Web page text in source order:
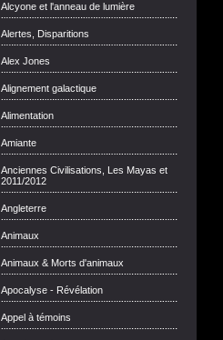
Alcyone et l'anneau de lumière
Alertes, Disparitions
Alex Jones
Alignement galactique
Alimentation
Amiante
Anciennes Civilisations, Les Mayas et
2011/2012
Angleterre
Animaux
Animaux & Morts d'animaux
Apocalyse - Révélation
Appel à témoins